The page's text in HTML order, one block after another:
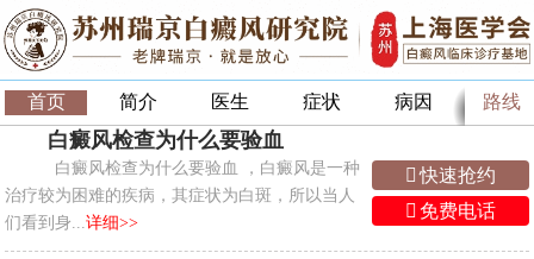
首页 简介 医生 症状 病因 路线
白癜风检查为什么要验血
白癜风检查为什么要验血 ，白癜风是一种
治疗较为困难的疾病，其症状为白斑，所以当人
们看到身...详细>>
快速抢约
免费电话